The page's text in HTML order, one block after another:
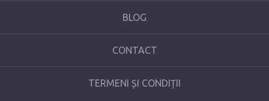
BLOG
CONTACT
TERMENI ȘI CONDIȚII